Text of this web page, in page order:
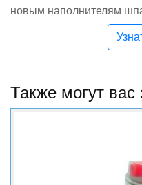
новым наполнителям
обеспечивает быстрое
отличие от обычной
шпатлевки
Также могут вас